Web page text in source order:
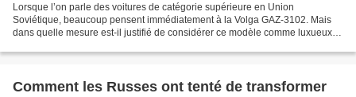
Lorsque l’on parle des voitures de catégorie supérieure en Union
Soviétique, beaucoup pensent immédiatement à la Volga GAZ-3102. Mais
dans quelle mesure est-il justifié de considérer ce modèle comme luxueux ?
Comment les Russes ont tenté de transformer